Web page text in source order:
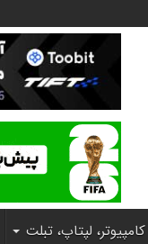
کامپیوتر، لپتاپ، تبلت